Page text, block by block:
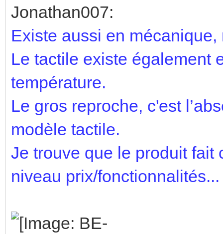
Jonathan007:
Existe aussi en
Le tactile existe également
température.
Le gros reproche, c'est
modèle tactile.
Je trouve que le produit fait
niveau prix/fonctionnalités...